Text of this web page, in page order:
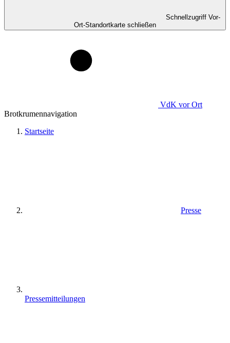
Schnellzugriff Vor-
Ort-Standortkarte schließen
VdK vor Ort
Brotkrumennavigation
Startseite
Presse
Pressemitteilungen